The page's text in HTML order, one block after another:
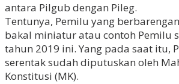
antara Pilgub dengan Pileg.
Tentunya, Pemilu yang
bakal miniatur atau contoh Pemilu
tahun 2019 ini. Yang pada saat itu,
serentak sudah diputuskan oleh
Konstitusi (MK).